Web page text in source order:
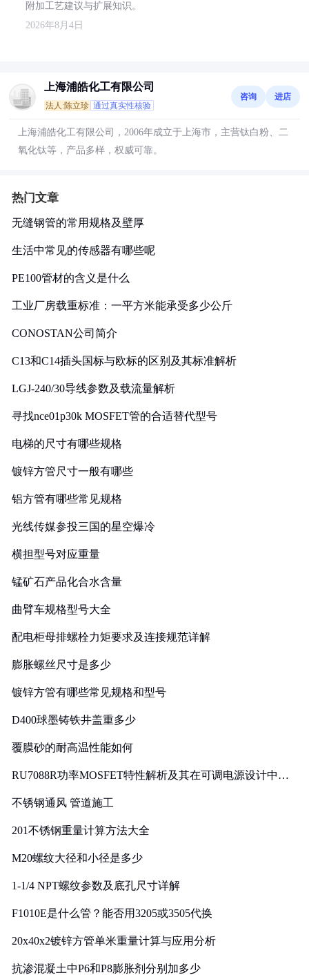
附加工艺建议与扩展知识。
2026年8月4日
上海浦皓化工有限公司
法人:陈立珍 通过真实性核验
咨询 进店
上海浦皓化工有限公司，2006年成立于上海市，主营钛白粉、二
氧化钛等，产品多样，权威可靠。
热门文章
无缝钢管的常用规格及壁厚
生活中常见的传感器有哪些呢
PE100管材的含义是什么
工业厂房载重标准：一平方米能承受多少公斤
CONOSTAN公司简介
C13和C14插头国标与欧标的区别及其标准解析
LGJ-240/30导线参数及载流量解析
寻找nce01p30k MOSFET管的合适替代型号
电梯的尺寸有哪些规格
镀锌方管尺寸一般有哪些
铝方管有哪些常见规格
光线传媒参投三国的星空爆冷
横担型号对应重量
锰矿石产品化合水含量
曲臂车规格型号大全
配电柜母排螺栓力矩要求及连接规范详解
膨胀螺丝尺寸是多少
镀锌方管有哪些常见规格和型号
D400球墨铸铁井盖重多少
覆膜砂的耐高温性能如何
RU7088R功率MOSFET特性解析及其在可调电源设计中的
不锈钢通风 管道施工
201不锈钢重量计算方法大全
M20螺纹大径和小径是多少
1-1/4 NPT螺纹参数及底孔尺寸详解
F1010E是什么管？能否用3205或3505代换
20x40x2镀锌方管单米重量计算与应用分析
抗渗混凝土中P6和P8膨胀剂分别加多少